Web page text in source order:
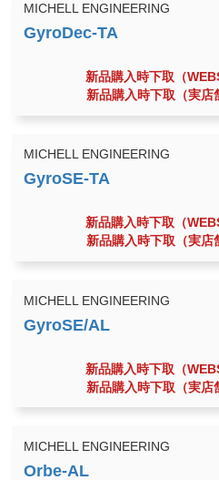
MICHELL ENGINEERING
新品購入時下取（
新品購入時下取（実店
MICHELL ENGINEERING
新品購入時下取（
新品購入時下取（実店
MICHELL ENGINEERING
新品購入時下取（
新品購入時下取（実店
MICHELL ENGINEERING